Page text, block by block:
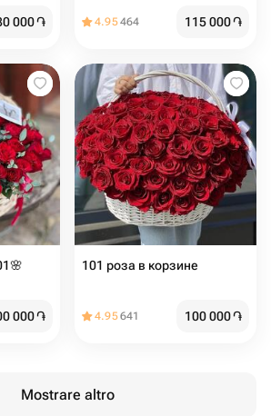
000֏ 4.95464 115 000֏
000֏
101 роза в корзине
4.95641 100 000֏
Mostrare altro